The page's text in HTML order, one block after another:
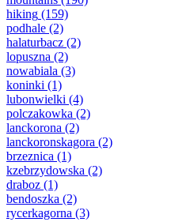
hiking (159)
podhale (2)
halaturbacz (2)
lopuszna (2)
nowabiala (3)
koninki (1)
lubonwielki (4)
polczakowka (2)
lanckorona (2)
lanckoronskagora (2)
brzeznica (1)
kzebrzydowska (2)
draboz (1)
bendoszka (2)
rycerkagorna (3)